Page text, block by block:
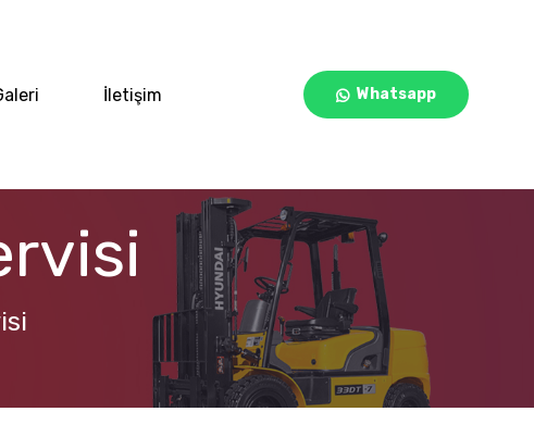
İletişim Whatsapp